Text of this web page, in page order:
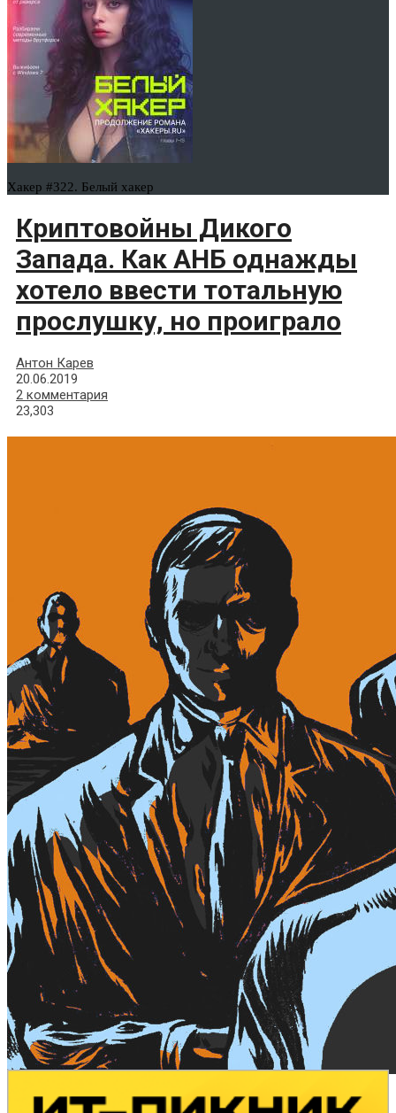
Хакер #322. Белый хакер
Криптовойны Дикого
Запада. Как АНБ однажды
хотело ввести тотальную
прослушку, но проиграло
Антон Карев
20.06.2019
2 комментария
23,303